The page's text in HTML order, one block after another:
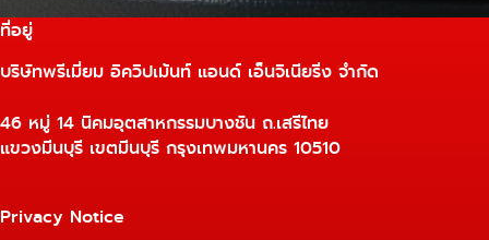
ที่อยู่
บริษัทพรีเมี่ยม อิควิปเม้นท์ แอนด์ เอ็นจิเนียริ่ง จำกัด
46 หมู่ 14 นิคมอุตสาหกรรมบางชัน ถ.เสรีไทย
แขวงมีนบุรี เขตมีนบุรี กรุงเทพมหานคร 10510
Privacy Notice